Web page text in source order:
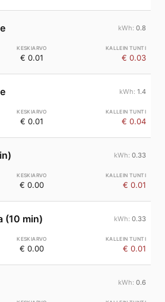
0.8
€ 0.01 € 0.03
1.4
€ 0.01 € 0.04
0.33
€ 0.00 € 0.01
(10 min) 0.33
€ 0.00 € 0.01
0.6